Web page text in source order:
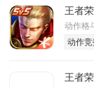
王者
动作格
动作
王者